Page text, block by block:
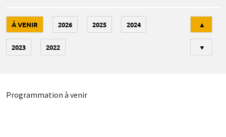
À VENIR 2026 2025 2024
2023 2022
▲
▼
Programmation à venir